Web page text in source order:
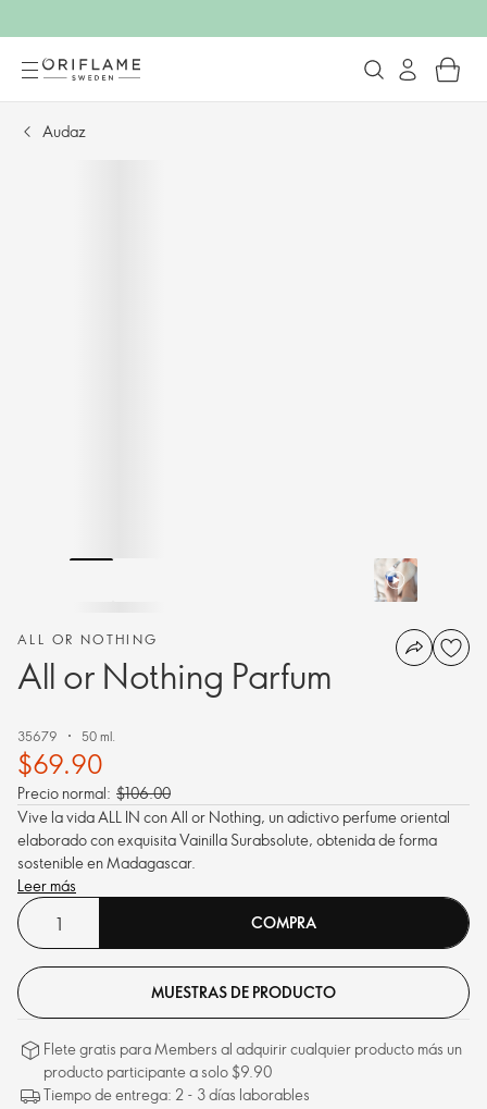
Audaz
ALL OR NOTHING
All or Nothing Parfum
35679 50 ml.
$69.90
Precio normal: $106.00
Vive la vida ALL IN con All or Nothing, un adictivo perfume oriental
elaborado con exquisita Vainilla Surabsolute, obtenida de forma
sostenible en Madagascar.
Leer más
COMPRA
MUESTRAS DE PRODUCTO
Flete gratis para Members al adquirir cualquier producto más un
producto participante a solo $9.90
Tiempo de entrega: 2 - 3 días laborables